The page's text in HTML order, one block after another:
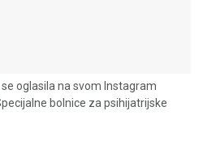
oglasila na svom Instagram
bolnice za psihijatrijske